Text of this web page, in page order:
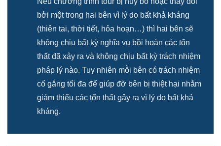
bởi một trong hai bên vì lý do bất khả kháng
(thiên tai, thời tiết, hỏa hoạn…) thì hai bên sẽ
không chịu bất kỳ nghĩa vụ bồi hoàn các tổn
thất đã xảy ra và không chịu bất kỳ trách nhiệm
pháp lý nào. Tuy nhiên mỗi bên có trách nhiệm
cố gắng tối đa để giúp đỡ bên bị thiệt hại nhằm
giảm thiểu các tổn thất gây ra vì lý do bất khả
kháng.